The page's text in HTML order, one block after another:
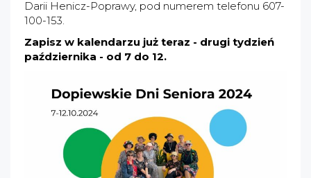
Darii Henicz-Poprawy, pod numerem telefonu 607-
100-153.
Zapisz w kalendarzu już teraz - drugi tydzień
października - od 7 do 12.